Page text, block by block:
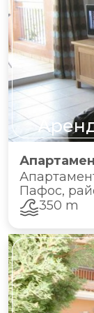
Пафос,
350 m